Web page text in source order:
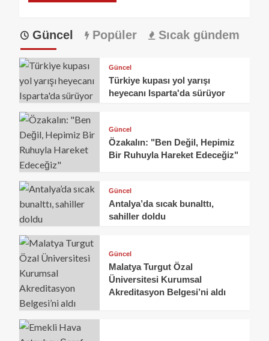
Güncel Popüler Sıcak gündem
Güncel
Türkiye kupası yol yarışı
heyecanı Isparta'da sürüyor
Güncel
Özakalın: "Ben Değil, Hepimiz
Bir Ruhuyla Hareket Edeceğiz"
Güncel
Antalya’da sıcak bunalttı,
sahiller doldu
Güncel
Malatya Turgut Özal
Üniversitesi Kurumsal
Akreditasyon Belgesi’ni aldı